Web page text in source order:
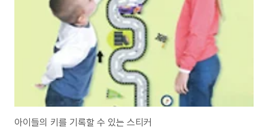
적으로 필요한 목록과 사이즈와 색 등을 미리 체크한 뒤 구입한다. 작은 공간 안
에 이불, 침구, ..
아이들의 키를 기록할 수 있는 스티커